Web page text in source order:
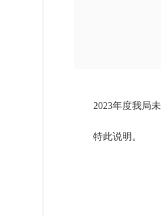
2023年度我局未
特此说明。